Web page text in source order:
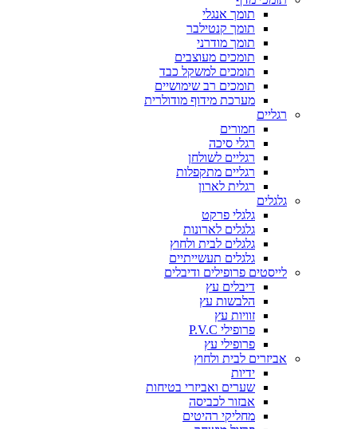
תומך אנגלי
תומך קנטילבר
תומך מודרני
תומכים מעוצבים
תומכים למשקל כבד
תומכים רב שימושיים
מערכת מידוף מודולרית
רגליים
חמורים
רגלי סיכה
רגליים לשולחן
רגליים מתקפלות
רגלית לארון
גלגלים
גלגלי פרקט
גלגלים לארונות
גלגלים לבית ולחוץ
גלגלים תעשייתיים
לייסטים פרופילים ודיבלים
דיבלים עץ
הלבשות עץ
זוויות עץ
פרופילי P.V.C
פרופילי עץ
אביזרים לבית ולחוץ
ידיות
שערים ואביזרי בטיחות
אבזור לכביסה
מחליקי רהיטים